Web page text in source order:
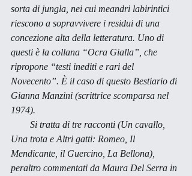
sorta di jungla, nei cui meandri labirintici
riescono a sopravvivere i residui di una
concezione alta della letteratura. Uno di
questi è la collana “Ocra Gialla”, che
ripropone “testi inediti e rari del
Novecento”. È il caso di questo Bestiario di
Gianna Manzini (scrittrice scomparsa nel
1974).
        Si tratta di tre racconti (
Un cavallo
Una trota e Altri gatti: Romeo Il
Mendicante il Guercino La Bellona),
peraltro commentati da Maura Del Serra in